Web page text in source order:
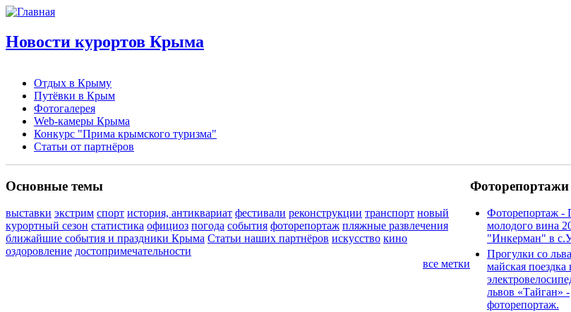
Новости курортов Крыма
Отдых в Крыму
Путёвки в Крым
Фотогалерея
Web-камеры Крыма
Конкурс "Прима крымского туризма"
Статьи от партнёров
Основные темы
выставки экстрим спорт история, антиквариат фестивали реконструкции транспорт новый
курортный сезон статистика официоз погода события фоторепортаж пляжные развлечения
ближайшие события и праздники Крыма Статьи наших партнёров искусство кино
оздоровление достопримечательности
все метки
Фоторепортажи
Фоторепортаж -
молодого вина
"Инкерман" в
Прогулки cо
майская поездка
львов «Тайган» -
фоторепортаж.